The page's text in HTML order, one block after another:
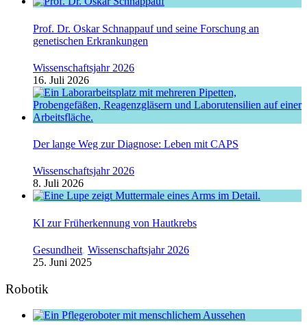
Prof. Dr. Oskar Schnappauf und seine Forschung an
genetischen Erkrankungen
Wissenschaftsjahr 2026
16. Juli 2026
Der lange Weg zur Diagnose: Leben mit CAPS
Wissenschaftsjahr 2026
8. Juli 2026
KI zur Früherkennung von Hautkrebs
Gesundheit, Wissenschaftsjahr 2026
25. Juni 2025
Robotik